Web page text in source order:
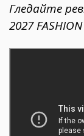
Гледайте
2027